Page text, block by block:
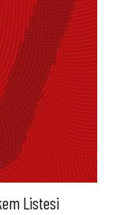
Listesi